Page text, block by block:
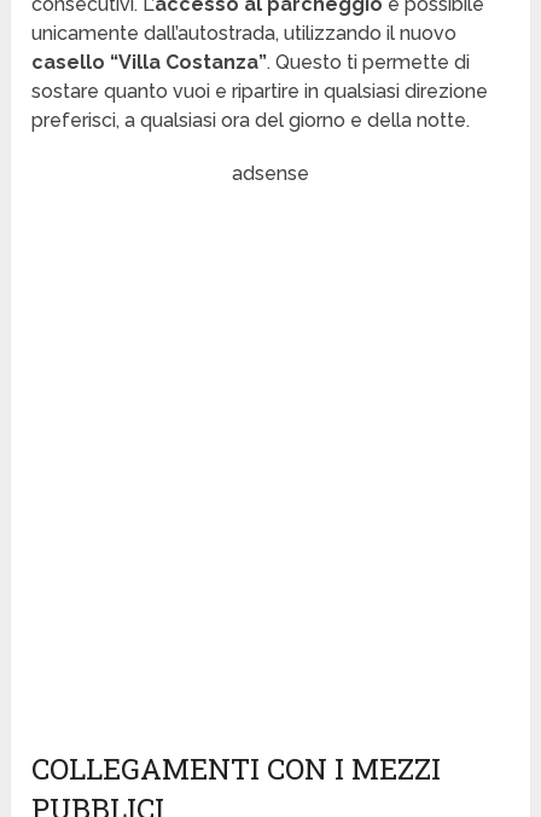
unicamente dall’autostrada, utilizzando il nuovo
casello “Villa Costanza”. Questo ti permette di
sostare quanto vuoi e ripartire in qualsiasi direzione
preferisci, a qualsiasi ora del giorno e della notte.
adsense
COLLEGAMENTI CON I MEZZI
PUBBLICI